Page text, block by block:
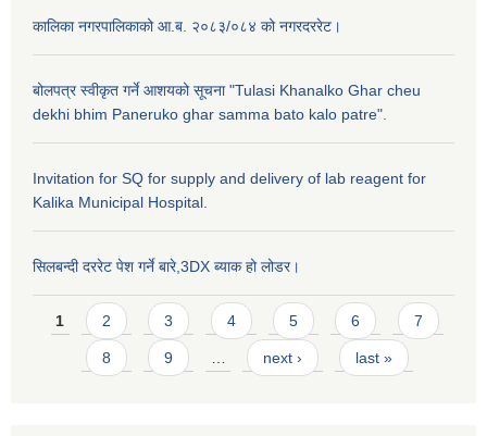
कालिका नगरपालिकाको आ.ब. २०८३/०८४ को नगरदररेट।
बोलपत्र स्वीकृत गर्ने आशयको सूचना "Tulasi Khanalko Ghar cheu
dekhi bhim Paneruko ghar samma bato kalo patre".
Invitation for SQ for supply and delivery of lab reagent for
Kalika Municipal Hospital.
सिलबन्दी दररेट पेश गर्ने बारे,3DX ब्याक हो लोडर।
Pages
1 2 3 4 5 6 7
8 9 next › last »